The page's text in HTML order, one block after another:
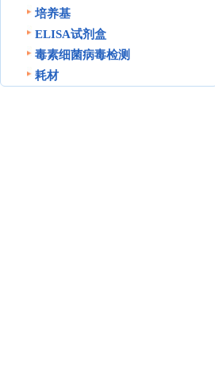
培养基
ELISA试剂盒
毒素细菌病毒检测
耗材